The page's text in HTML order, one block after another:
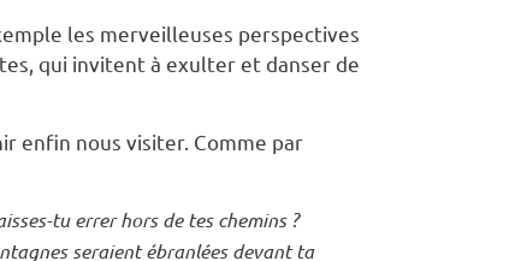
les merveilleuses perspectives
qui invitent à exulter et danser de
enfin nous visiter. Comme par
tu errer hors de tes chemins ?
seraient ébranlées devant ta